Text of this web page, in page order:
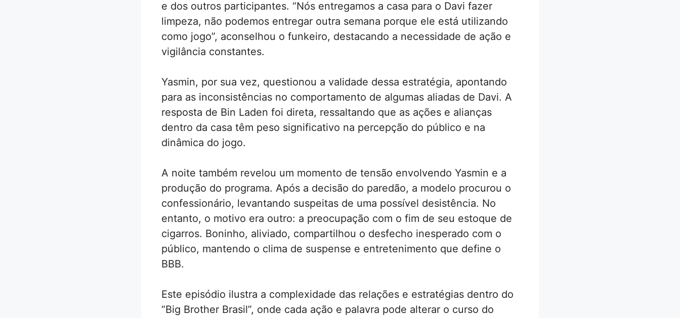
e dos outros participantes. “Nós entregamos a casa para o Davi fazer
limpeza, não podemos entregar outra semana porque ele está utilizando
como jogo”, aconselhou o funkeiro, destacando a necessidade de ação e
vigilância constantes.
Yasmin, por sua vez, questionou a validade dessa estratégia, apontando
para as inconsistências no comportamento de algumas aliadas de Davi. A
resposta de Bin Laden foi direta, ressaltando que as ações e alianças
dentro da casa têm peso significativo na percepção do público e na
dinâmica do jogo.
A noite também revelou um momento de tensão envolvendo Yasmin e a
produção do programa. Após a decisão do paredão, a modelo procurou o
confessionário, levantando suspeitas de uma possível desistência. No
entanto, o motivo era outro: a preocupação com o fim de seu estoque de
cigarros. Boninho, aliviado, compartilhou o desfecho inesperado com o
público, mantendo o clima de suspense e entretenimento que define o
BBB.
Este episódio ilustra a complexidade das relações e estratégias dentro do
“Big Brother Brasil”, onde cada ação e palavra pode alterar o curso do